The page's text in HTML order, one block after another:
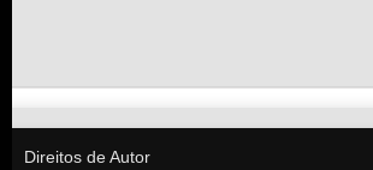
Direitos de Autor